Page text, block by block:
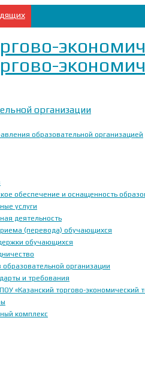
организации
образовательной организацией
обеспечение и оснащенность
услуги
деятельность
(перевода) обучающихся
обучающихся
организации
и требования
«Казанский торгово-экономический
комплекс